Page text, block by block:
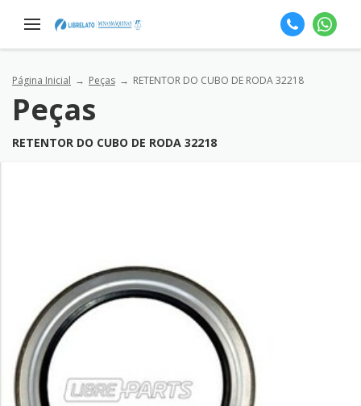
Página Inicial Peças RETENTOR DO CUBO DE RODA 32218
Peças
RETENTOR DO CUBO DE RODA 32218